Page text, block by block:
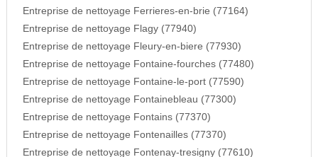
Entreprise de nettoyage Ferrieres-en-brie (77164)
Entreprise de nettoyage Flagy (77940)
Entreprise de nettoyage Fleury-en-biere (77930)
Entreprise de nettoyage Fontaine-fourches (77480)
Entreprise de nettoyage Fontaine-le-port (77590)
Entreprise de nettoyage Fontainebleau (77300)
Entreprise de nettoyage Fontains (77370)
Entreprise de nettoyage Fontenailles (77370)
Entreprise de nettoyage Fontenay-tresigny (77610)